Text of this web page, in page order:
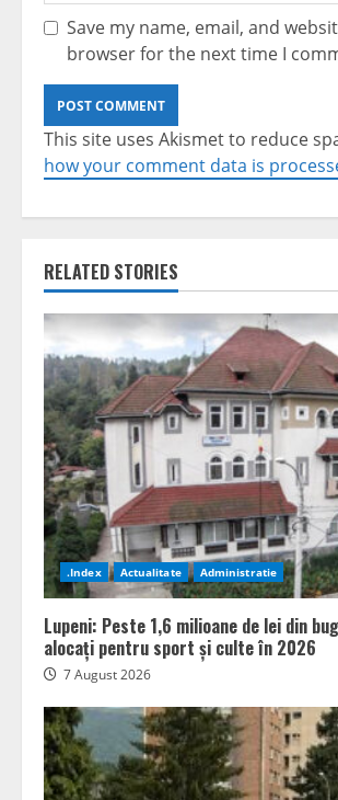
Save my name, email, and
browser for the next time I
This site uses Akismet to reduce
how your comment data is
RELATED STORIES
.Index Actualitate Administratie
Lupeni: Peste 1,6 milioane de lei din
alocați pentru sport și culte în 2026
7 August 2026